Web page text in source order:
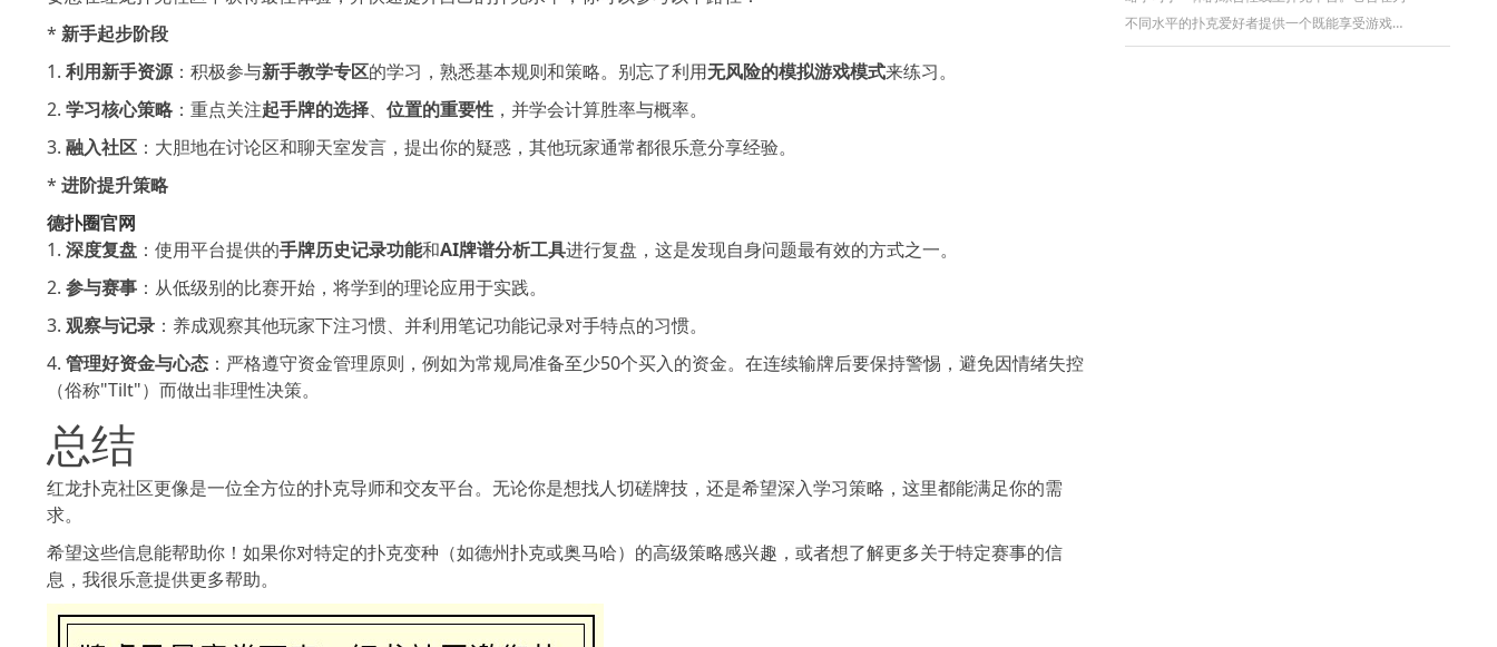
* 新手起步阶段
1. 利用新手资源：积极参与新手教学专区的学习，熟悉基本规则和策略。别忘了利用无风险的模拟游戏模式来练习。
2. 学习核心策略 ：重点关注起手牌的选择、 位置的重要性 ，并学会计算胜率与概率。
3. 融入社区 ：大胆地在讨论区和聊天室发言，提出你的疑惑，其他玩家通常都很乐意分享经验。
* 进阶提升策略
德扑圈官网
1. 深度复盘 ：使用平台提供的手牌历史记录功能和AI牌谱分析工具进行复盘，这是发现自身问题最有效的方式之一。
2. 参与赛事 ：从低级别的比赛开始，将学到的理论应用于实践。
3. 观察与记录 ：养成观察其他玩家下注习惯、并利用笔记功能记录对手特点的习惯。
4. 管理好资金与心态 ：严格遵守资金管理原则，例如为常规局准备至少50个买入的资金。在连续输牌后要保持警惕，避免因情绪失控
（俗称"Tilt"）而做出非理性决策。
总结
红龙扑克社区更像是一位全方位的扑克导师和交友平台。无论你是想找人切磋牌技，还是希望深入学习策略，这里都能满足你的需
求。
希望这些信息能帮助你！如果你对特定的扑克变种（如德州扑克或奥马哈）的高级策略感兴趣，或者想了解更多关于特定赛事的信
息，我很乐意提供更多帮助。
不同水平的扑克爱好者提供一个既能享受游戏乐
趣，又能持续学习和成长的聚集地。 下面的表格